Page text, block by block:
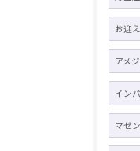
お迎え
アメ
イン
マゼ